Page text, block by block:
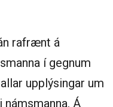
rafrænt á
í gegnum
upplýsingar um
Á